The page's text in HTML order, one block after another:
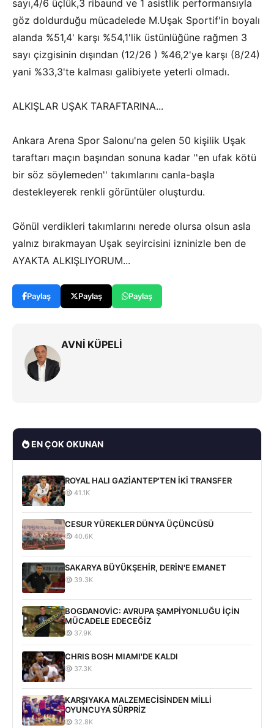
sayı,4/6 üçlük,3 ribaund ve 1 asistlik performansıyla
göz doldurduğu mücadelede M.Uşak Sportif'in boyalı
alanda %51,4' karşı %54,1'lik üstünlüğüne rağmen 3
sayı çizgisinin dışından (12/26 ) %46,2'ye karşı (8/24)
yani %33,3'te kalması galibiyete yeterli olmadı.
ALKIŞLAR UŞAK TARAFTARINA...
Ankara Arena Spor Salonu'na gelen 50 kişilik Uşak
taraftarı maçın başından sonuna kadar ''en ufak kötü
bir söz söylemeden'' takımlarını canla-başla
destekleyerek renkli görüntüler oluşturdu.
Gönül verdikleri takımlarını nerede olursa olsun asla
yalnız bırakmayan Uşak seyircisini izninizle ben de
AYAKTA ALKIŞLIYORUM...
Paylaş Paylaş Paylaş
AVNİ KÜPELİ
EN ÇOK OKUNAN
ROYAL HALI GAZİANTEP'TEN İKİ TRANSFER
41.1K
CESUR YÜREKLER DÜNYA ÜÇÜNCÜSÜ
40.6K
SAKARYA BÜYÜKŞEHİR, DERİN'E EMANET
39.3K
BOGDANOVİC: AVRUPA ŞAMPİYONLUĞU İÇİN
MÜCADELE EDECEĞİZ
37.9K
CHRIS BOSH MIAMI'DE KALDI
37.3K
KARŞIYAKA MALZEMECİSİNDEN MİLLİ
OYUNCUYA SÜRPRİZ
32.8K